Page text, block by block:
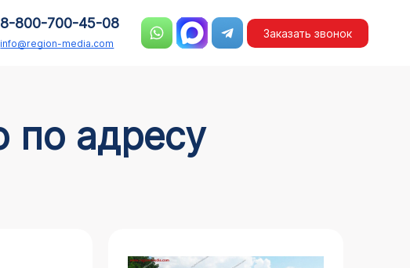
8-800-700-45-08
info@region-media.com
Заказать звонок